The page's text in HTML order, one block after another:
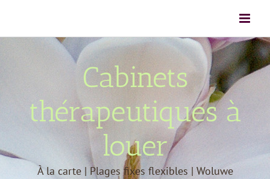
Cabinets
thérapeutiques à
louer
À la carte | Plages fixes flexibles | Woluwe